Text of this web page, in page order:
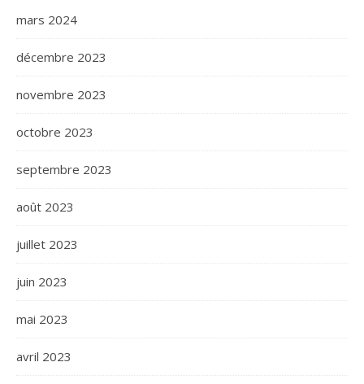
mars 2024
décembre 2023
novembre 2023
octobre 2023
septembre 2023
août 2023
juillet 2023
juin 2023
mai 2023
avril 2023